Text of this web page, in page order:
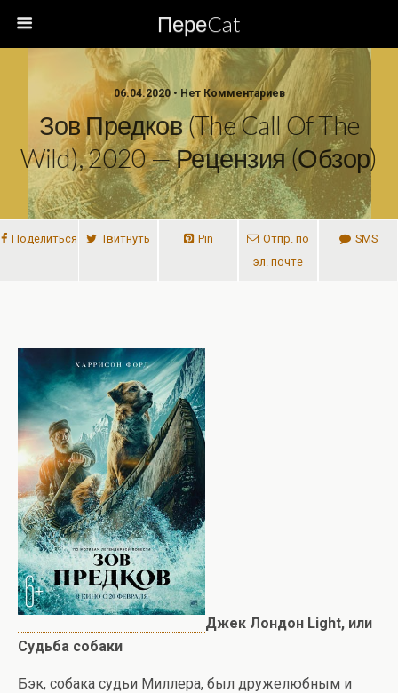
ПереCat
06.04.2020 • Нет Комментариев
Зов Предков (The Call Of The
Wild), 2020 — Рецензия (обзор)
Поделиться Твитнуть Pin
Отпр. по
эл. почте
SMS
Джек Лондон Light, или
Судьба собаки
Бэк, собака судьи Миллера, был дружелюбным и